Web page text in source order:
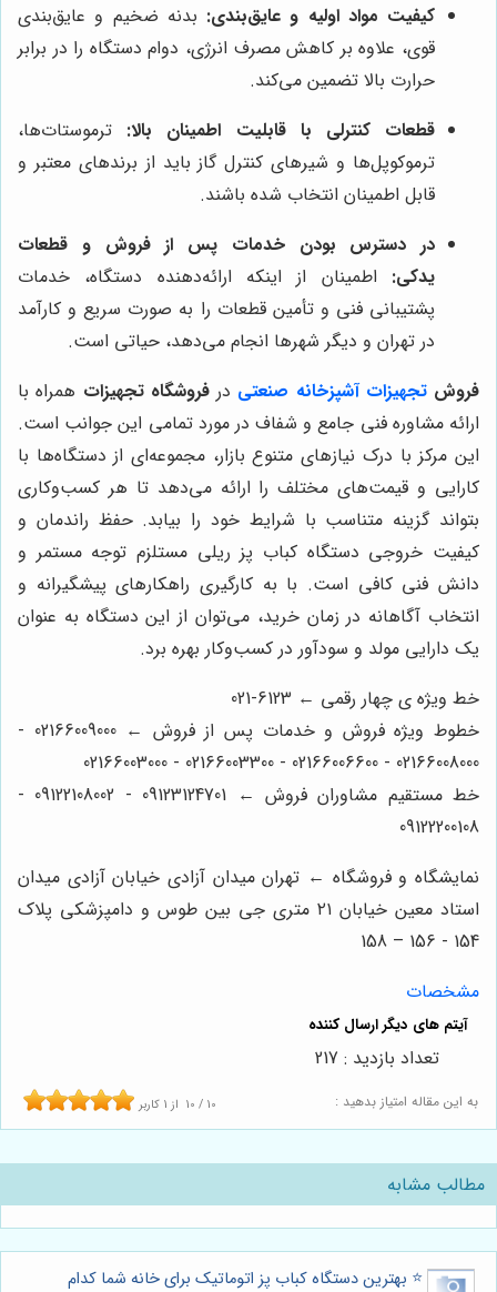
کیفیت مواد اولیه و عایق‌بندی: بدنه ضخیم و عایق‌بندی
قوی، علاوه بر کاهش مصرف انرژی، دوام دستگاه را در برابر
حرارت بالا تضمین می‌کند.
قطعات کنترلی با قابلیت اطمینان بالا: ترموستات‌ها،
ترموکوپل‌ها و شیرهای کنترل گاز باید از برندهای معتبر و
قابل اطمینان انتخاب شده باشند.
در دسترس بودن خدمات پس از فروش و قطعات
یدکی: اطمینان از اینکه ارائه‌دهنده دستگاه، خدمات
پشتیبانی فنی و تأمین قطعات را به صورت سریع و کارآمد
در تهران و دیگر شهرها انجام می‌دهد، حیاتی است.
فروشتجهیزات آشپزخانه صنعتی در فروشگاه تجهیزات همراه با
ارائه مشاوره فنی جامع و شفاف در مورد تمامی این جوانب است.
این مرکز با درک نیازهای متنوع بازار، مجموعه‌ای از دستگاه‌ها با
کارایی و قیمت‌های مختلف را ارائه می‌دهد تا هر کسب‌وکاری
بتواند گزینه متناسب با شرایط خود را بیابد. حفظ راندمان و
کیفیت خروجی دستگاه کباب پز ریلی مستلزم توجه مستمر و
دانش فنی کافی است. با به کارگیری راهکارهای پیشگیرانه و
انتخاب آگاهانه در زمان خرید، می‌توان از این دستگاه به عنوان
یک دارایی مولد و سودآور در کسب‌وکار بهره برد.
خط ویژه ی چهار رقمی ← 6123-021
خطوط ویژه فروش و خدمات پس از فروش ← 02166009000 -
02166008000 - 02166006600 - 02166003300 - 02166003000
خط مستقیم مشاوران فروش ← 09123124701 - 09122108002 -
09122200108
نمایشگاه و فروشگاه ← تهران میدان آزادی خیابان آزادی میدان
استاد معین خیابان ۲۱ متری جی بین طوس و دامپزشکی پلاک
154 - 156 – 158
مشخصات
به این مقاله امتیاز بدهید : 10 / 10 از 1 کاربر
تعداد بازدید : 217
مطالب مشابه
⭐️ بهترین دستگاه کباب پز اتوماتیک برای خانه شما کدام